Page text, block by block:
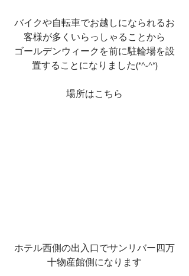
バイクや自転車でお越しになられるお
客様が多くいらっしゃることから
ゴールデンウィークを前に駐輪場を設
置することになりました(*^-^*)
場所はこちら
ホテル西側の出入口でサンリバー四万
十物産館側になります